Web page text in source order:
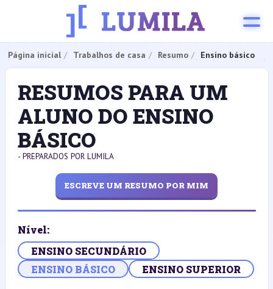
Página inicial Trabalhos de casa Resumo Ensino básico
RESUMOS PARA UM
ALUNO DO ENSINO
BÁSICO
- PREPARADOS POR LUMILA
ESCREVE UM RESUMO POR MIM
Nível:
ENSINO SECUNDÁRIO
ENSINO BÁSICO
ENSINO SUPERIOR